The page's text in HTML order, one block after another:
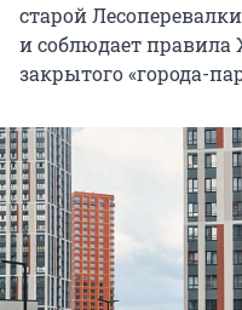
старой
и соблюдает
закрытого «города-